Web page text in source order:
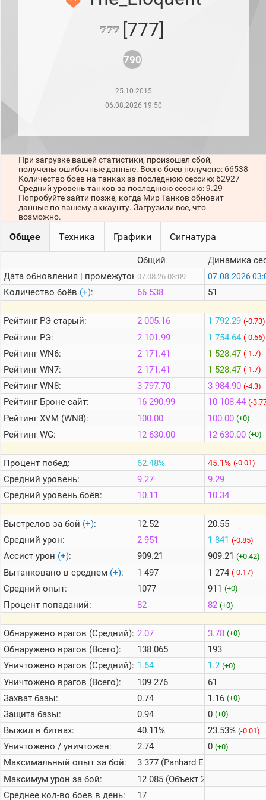
последние
сессии)
Статистика
стримеров
Информация
Онлайн
Цветовая
Теlegram
ВК
Портал
Мира
Танков
[777]
790
25.10.2015
06.08.2026 19:50
При загрузке вашей статистики, произошел сбой,
получены ошибочные данные. Всего боев получено: 66538
Количество боев на танках за последнюю сессию: 62927
Средний уровень танков за последнюю сессию: 9.29
Попробуйте зайти позже, когда Мир Танков обновит
данные по вашему аккаунту. Загрузили всё, что
возможно.
Общее Техника Графики Сигнатура
Дата обновления | промежуток:
Количество боёв (+):
РейтингРЭ старый:
РейтингРЭ:
РейтингWN6:
РейтингWN7:
РейтингWN8:
РейтингБроне-сайт:
РейтингXVM (WN8):
РейтингWG:
Процент побед:
Средний уровень:
Средний уровень боёв:
Выстрелов за бой (+):
Средний урон:
Ассист урон (+):
Вытанковано в среднем (+):
Средний опыт:
Процент попаданий:
Обнаружено врагов (Средний):
Обнаружено врагов (Всего):
Уничтожено врагов (Средний):
Уничтожено врагов (Всего):
Захват базы:
Защита базы:
Выжил в битвах:
Уничтожено / уничтожен:
Максимальный опыт за бой:
Максимум урон за бой:
Среднее кол-во боев в день:
Общий
07.08.26 03:09
66 538
2 005.16
2 101.99
2 171.41
2 171.41
3 797.70
16 290.99
100.00
12 630.00
62.48%
9.27
10.11
12.52
2 951
909.21
1 497
1077
82
2.07
138 065
1.64
109 276
0.74
0.94
40.11%
2.74
3 377 (Panhard EBR 75 (FL 10))
12 085 (Объект 260)
17
Динамика
07.08.2026
51
1 792.29 (-0.73)
1 754.64 (-0.56)
1 528.47 (-1.7)
1 528.47 (-1.7)
3 984.90 (-4.3)
10 108.44 (-
100.00 (+0)
12 630.00 (+0)
45.1% (-0.01)
9.29
10.34
20.55
1 841 (-0.85)
909.21 (+0.42)
1 274 (-0.17)
911 (+0)
82 (+0)
3.78 (+0)
193
1.2 (+0)
61
1.16 (+0)
0 (+0)
23.53% (-0.01)
0 (+0)